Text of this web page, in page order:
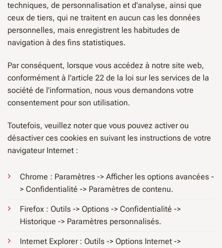
techniques, de personnalisation et d'analyse, ainsi que
ceux de tiers, qui ne traitent en aucun cas les données
personnelles, mais enregistrent les habitudes de
navigation à des fins statistiques.
Par conséquent, lorsque vous accédez à notre site web,
conformément à l'article 22 de la loi sur les services de la
société de l'information, nous vous demandons votre
consentement pour son utilisation.
Toutefois, veuillez noter que vous pouvez activer ou
désactiver ces cookies en suivant les instructions de votre
navigateur Internet :
Chrome : Paramètres -> Afficher les options avancées -
> Confidentialité -> Paramètres de contenu.
Firefox : Outils -> Options -> Confidentialité ->
Historique -> Paramètres personnalisés.
Internet Explorer : Outils -> Options Internet ->